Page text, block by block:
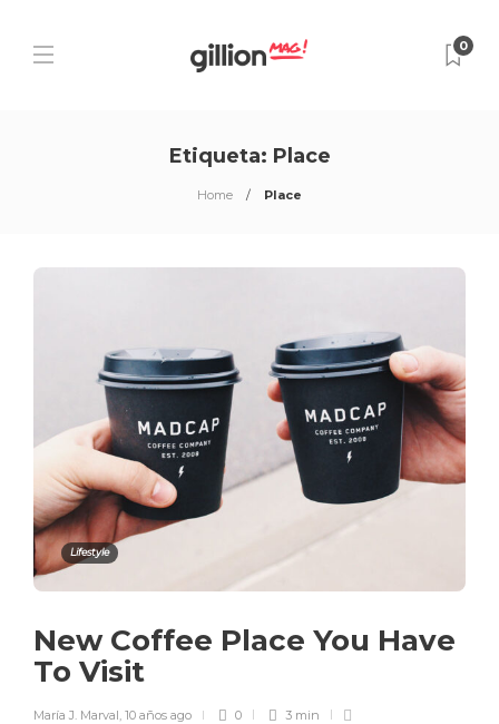
0
Etiqueta: Place
Home Place
Lifestyle
New Coffee Place You Have
To Visit
María J. Marval, 10 años ago 0 3 min